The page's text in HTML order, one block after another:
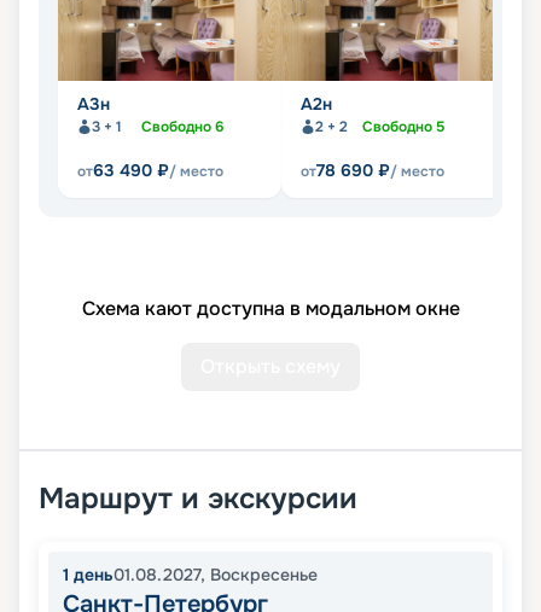
А3н
3 + 1 Свободно6
от63 490 ₽/ место
А2н
2 + 2 Свободно5
от78 690 ₽/ место
Схема кают доступна в модальном окне
Маршрут и экскурсии
1 день01.08.2027, Воскресенье
Санкт-Петербург